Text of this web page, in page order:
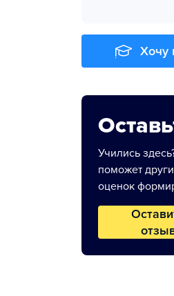
Хочу
Учились
поможет
оценок